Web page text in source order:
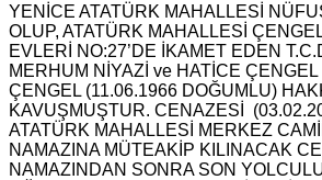
YENİCE ATATÜRK MAHALLESİ
OLUP, ATATÜRK MAHALLESİ
EVLERİ NO:27’DE İKAMET EDEN
MERHUM NİYAZİ ve HATİCE
ÇENGEL (11.06.1966 DOĞUMLU)
KAVUŞMUŞTUR. CENAZESİ
ATATÜRK MAHALLESİ MERKEZ
NAMAZINA MÜTEAKİP KILINACAK
NAMAZINDAN SONRA SON